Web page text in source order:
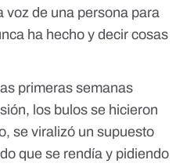
voz de una persona para
ha hecho y decir cosas
primeras semanas
los bulos se hicieron
se viralizó un supuesto
que se rendía y pidiendo